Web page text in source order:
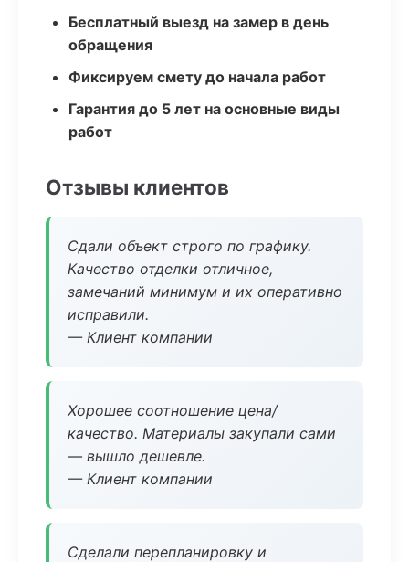
Бесплатный выезд на замер в день
обращения
Фиксируем смету до начала работ
Гарантия до 5 лет на основные виды
работ
Отзывы клиентов
Сдали объект строго по графику.
Качество отделки отличное,
замечаний минимум и их оперативно
исправили.
— Клиент компании
Хорошее соотношение цена/
качество. Материалы закупали сами
— вышло дешевле.
— Клиент компании
Сделали перепланировку и